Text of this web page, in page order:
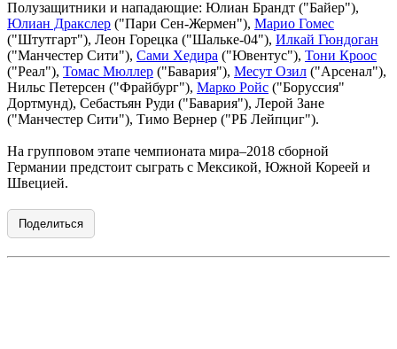
Полузащитники и нападающие: Юлиан Брандт ("Байер"),
Юлиан Дракслер ("Пари Сен-Жермен"), Марио Гомес
("Штутгарт"), Леон Горецка ("Шальке-04"), Илкай Гюндоган
("Манчестер Сити"), Сами Хедира ("Ювентус"), Тони Кроос
("Реал"), Томас Мюллер ("Бавария"), Месут Озил ("Арсенал"),
Нильс Петерсен ("Фрайбург"), Марко Ройс ("Боруссия"
Дортмунд), Себастьян Руди ("Бавария"), Лерой Зане
("Манчестер Сити"), Тимо Вернер ("РБ Лейпциг").
На групповом этапе чемпионата мира–2018 сборной
Германии предстоит сыграть с Мексикой, Южной Кореей и
Швецией.
Поделиться